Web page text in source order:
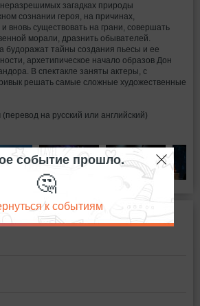
загадках природы
сознании героя, на причинах,
вновь существовать на грани, совершать
морали, дразнить обывателей.
будоражат тайны создания пьесы и ее
архетипическое начало образов Дон
В спектакле заняты актеры, с
решать самые сложные художественные
на русский или английский)
информация
событие прошло.
🤔
к событиям